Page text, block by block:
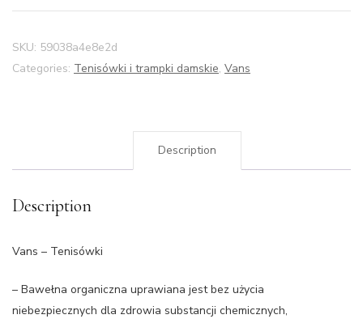
SKU: 59038a4e8e2d
Categories: Tenisówki i trampki damskie, Vans
Description
Description
Vans – Tenisówki
– Bawełna organiczna uprawiana jest bez użycia
niebezpiecznych dla zdrowia substancji chemicznych,